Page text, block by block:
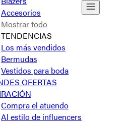
Accesorios
Mostrar todo
TENDENCIAS
Los más vendidos
Bermudas
Vestidos para boda
OFERTAS
Compra el atuendo
Al estilo de influencers